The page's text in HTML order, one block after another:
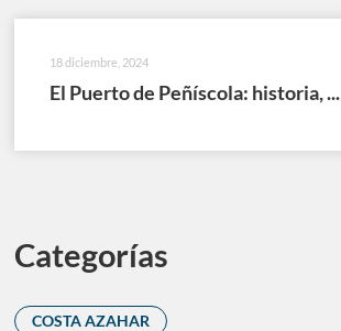
18 diciembre, 2024
El Puerto de Peñíscola: historia, ...
Categorías
COSTA AZAHAR